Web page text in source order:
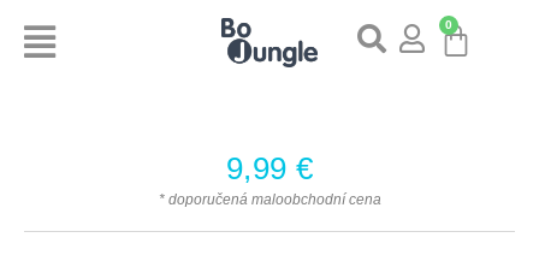
0
9,99 €
* doporučená maloobchodní cena